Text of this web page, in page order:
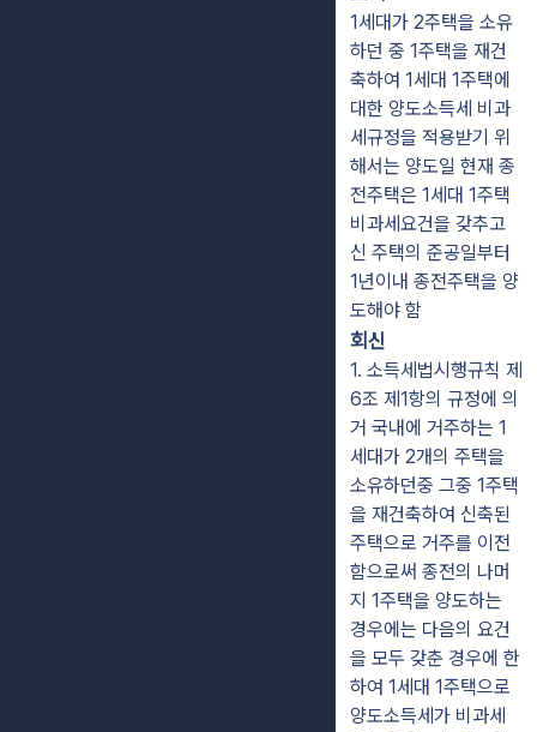
1세대가 2주택을 소유
하던 중 1주택을 재건
축하여 1세대 1주택에
대한 양도소득세 비과
세규정을 적용받기 위
해서는 양도일 현재 종
전주택은 1세대 1주택
비과세요건을 갖추고
신 주택의 준공일부터
1년이내 종전주택을 양
도해야 함
회신
1. 소득세법시행규칙 제
6조 제1항의 규정에 의
거 국내에 거주하는 1
세대가 2개의 주택을
소유하던중 그중 1주택
을 재건축하여 신축된
주택으로 거주를 이전
함으로써 종전의 나머
지 1주택을 양도하는
경우에는 다음의 요건
을 모두 갖춘 경우에 한
하여 1세대 1주택으로
양도소득세가 비과세